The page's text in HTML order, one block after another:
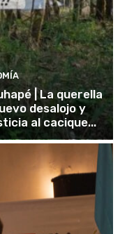
| La querella
desalojo y
al cacique...